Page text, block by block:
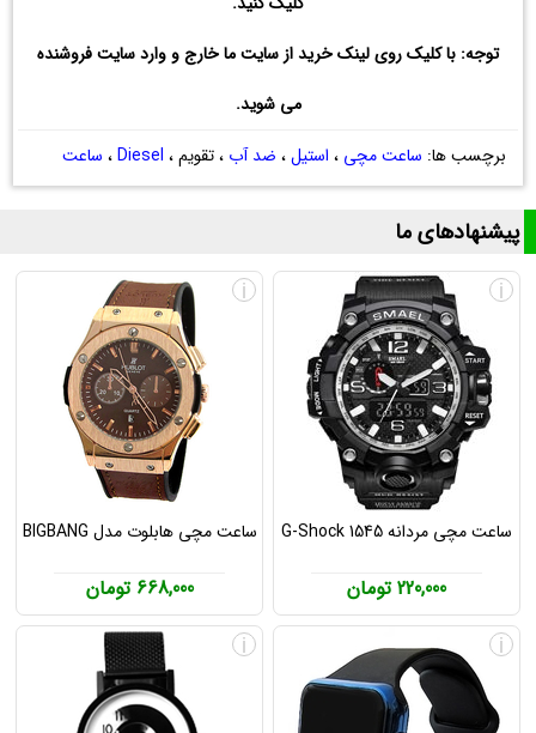
توجه: با کلیک روی لینک خرید از سایت ما خارج و وارد سایت فروشنده
می شوید.
برچسب ها: ساعت مچی ، استیل، ضد آب ، تقویم ، Diesel، ساعت
پیشنهادهای ما
ساعت مچی مردانه G-Shock 1545
220,000 تومان
i
ساعت مچی هابلوت مدل BIGBANG
668,000 تومان
i
i
i